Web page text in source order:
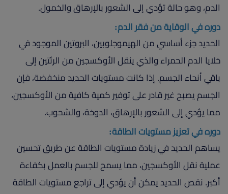
الدم، وهو حالة تؤدي إلى الشعور بالإرهاق والخمول.
دوره في الوقاية من فقر الدم:
الحديد جزء أساسي من الهيموجلوبين، البروتين الموجود في
خلايا الدم الحمراء والذي ينقل الأوكسجين من الرئتين إلى
باقي أنحاء الجسم. إذا كانت مستويات الحديد منخفضة، فإن
الجسم يصبح غير قادر على توفير كمية كافية من الأوكسجين،
مما يؤدي إلى الشعور بالإرهاق، الدوخة، والشحوب.
دوره في تعزيز مستويات الطاقة:
يساهم الحديد في زيادة مستويات الطاقة عن طريق تحسين
عملية نقل الأوكسجين، مما يسمح للجسم بالعمل بكفاءة
أكبر. نقص الحديد يمكن أن يؤدي إلى تراجع مستويات الطاقة